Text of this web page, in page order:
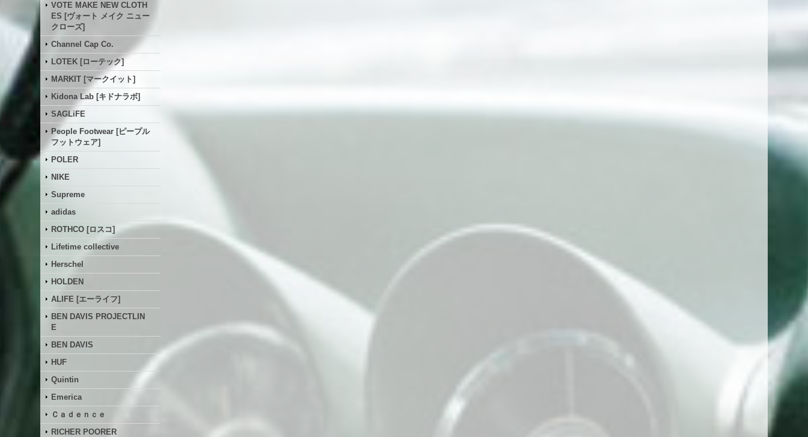
VOTE MAKE NEW CLOTH
ES [ヴォート メイク ニュー
クローズ]
Channel Cap Co.
LOTEK [ローテック]
MARKIT [マークイット]
Kidona Lab [キドナラボ]
SAGLiFE
People Footwear [ピープル
フットウェア]
POLER
NIKE
Supreme
adidas
ROTHCO [ロスコ]
Lifetime collective
Herschel
HOLDEN
ALIFE [エーライフ]
BEN DAVIS PROJECTLIN
E
BEN DAVIS
HUF
Quintin
Emerica
Ｃａｄｅｎｃｅ
RICHER POORER